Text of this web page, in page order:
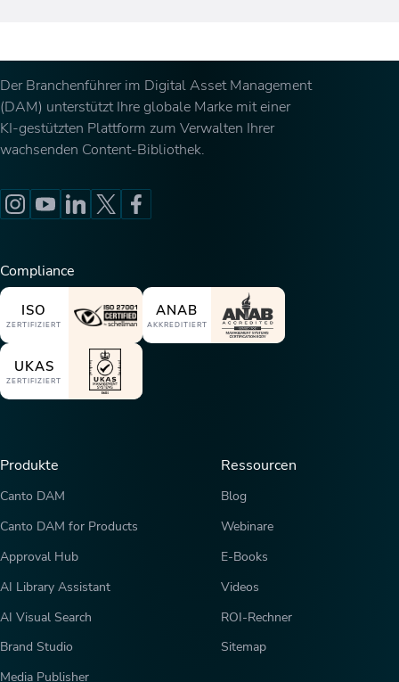
Der Branchenführer im Digital Asset Management
(DAM) unterstützt Ihre globale Marke mit einer
KI-gestützten Plattform zum Verwalten Ihrer
wachsenden Content-Bibliothek.
Compliance
ISO
ZERTIFIZIERT
ANAB
AKKREDITIERT
UKAS
ZERTIFIZIERT
Produkte
Canto DAM
Canto DAM for Products
Approval Hub
AI Library Assistant
AI Visual Search
Brand Studio
Media Publisher
Ressourcen
Blog
Webinare
E-Books
Videos
ROI-Rechner
Sitemap